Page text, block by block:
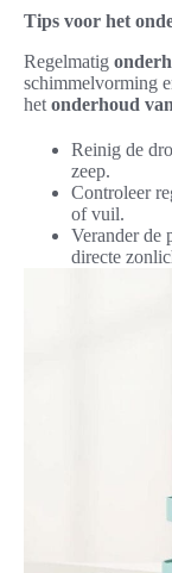
Tips voor het
Regelmatig
schimmelvorming
het onderhoud
Reinig de
zeep.
Controleer
of vuil.
Verander de
directe